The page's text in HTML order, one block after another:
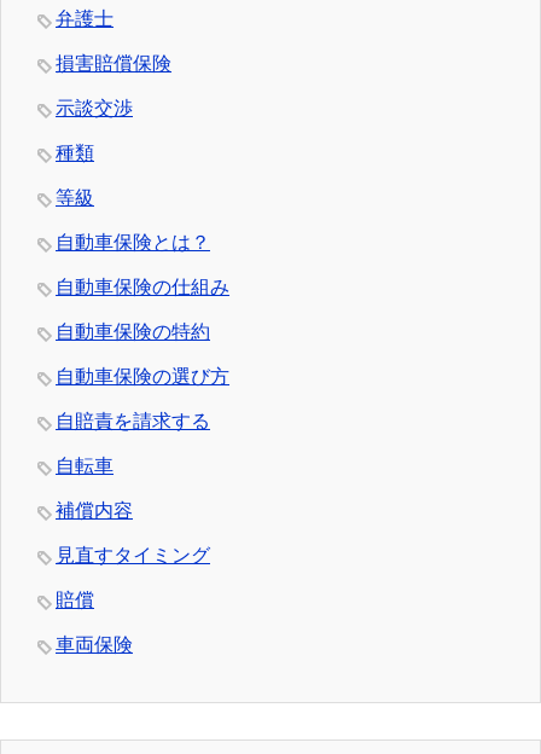
弁護士
損害賠償保険
示談交渉
種類
等級
自動車保険とは？
自動車保険の仕組み
自動車保険の特約
自動車保険の選び方
自賠責を請求する
自転車
補償内容
見直すタイミング
賠償
車両保険